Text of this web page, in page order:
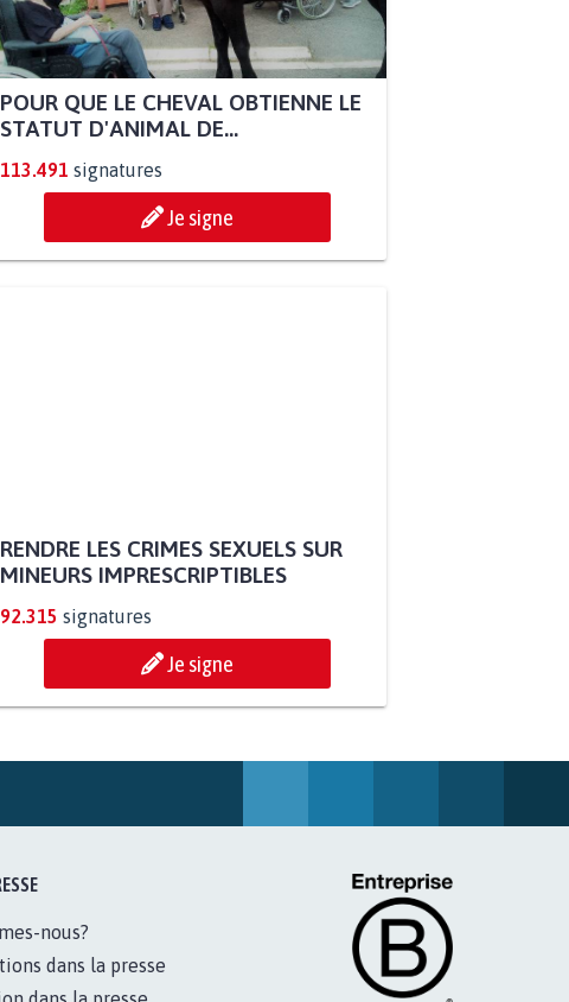
POUR QUE LE CHEVAL OBTIENNE LE
STATUT D'ANIMAL DE...
113.491 signatures
Je signe
RENDRE LES CRIMES SEXUELS SUR
MINEURS IMPRESCRIPTIBLES
92.315 signatures
Je signe
nous?
dans la presse